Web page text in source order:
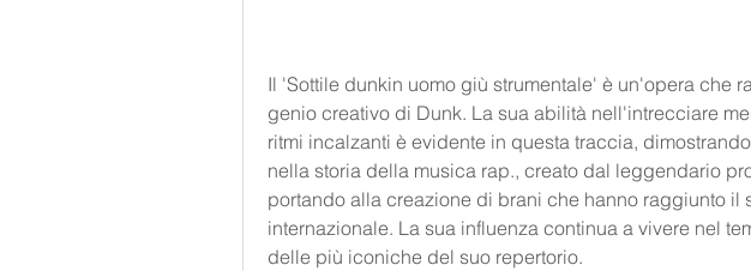
Il 'Sottile dunkin uomo giù strumentale' è un'opera che
genio creativo di Dunk. La sua abilità nell'intrecciare
ritmi incalzanti è evidente in questa traccia,
nella storia della musica rap., creato dal leggendario
portando alla creazione di brani che hanno raggiunto il
internazionale. La sua influenza continua a vivere nel
delle più iconiche del suo repertorio.